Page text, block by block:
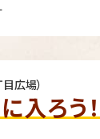
広場）
入ろう！